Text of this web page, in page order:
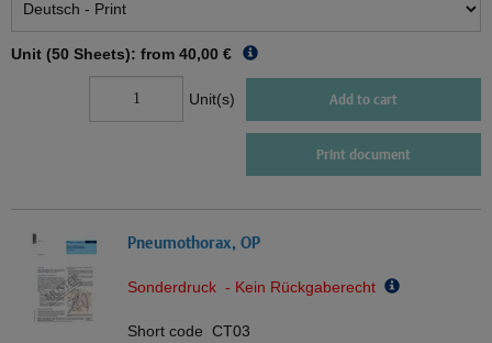
Unit (50 Sheets): from 40,00 €
Unit(s) Add to cart
Print document
Pneumothorax, OP
Sonderdruck - Kein Rückgaberecht
Short code CT03